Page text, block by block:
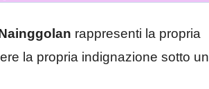
rappresenti la propria
la propria indignazione sotto un